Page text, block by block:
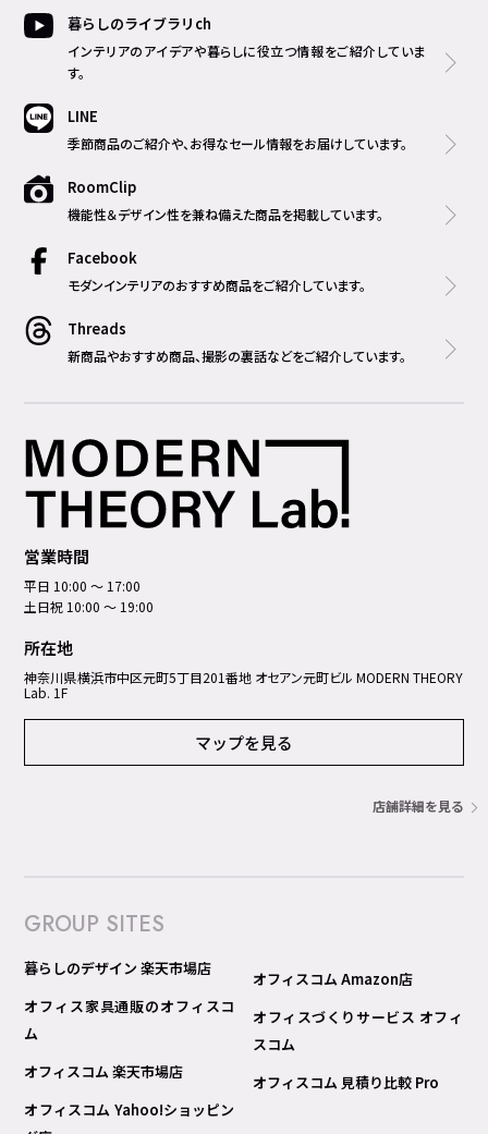
暮らしのライブラリch
インテリアのアイデアや暮らしに役立つ情報をご紹介していま
す。
LINE
季節商品のご紹介や、お得なセール情報をお届けしています。
RoomClip
機能性＆デザイン性を兼ね備えた商品を掲載しています。
Facebook
モダンインテリアのおすすめ商品をご紹介しています。
Threads
新商品やおすすめ商品、撮影の裏話などをご紹介しています。
営業時間
平日 10:00 ～ 17:00
土日祝 10:00 ～ 19:00
所在地
神奈川県横浜市中区元町5丁⽬201番地 オセアン元町ビル MODERN THEORY
Lab. 1F
マップを見る
店舗詳細を見る
GROUP SITES
暮らしのデザイン 楽天市場店
オフィス家具通販のオフィスコ
ム
オフィスコム 楽天市場店
オフィスコム Yahoo!ショッピン
オフィスコム Amazon店
オフィスづくりサービス オフィ
スコム
オフィスコム 見積り比較 Pro